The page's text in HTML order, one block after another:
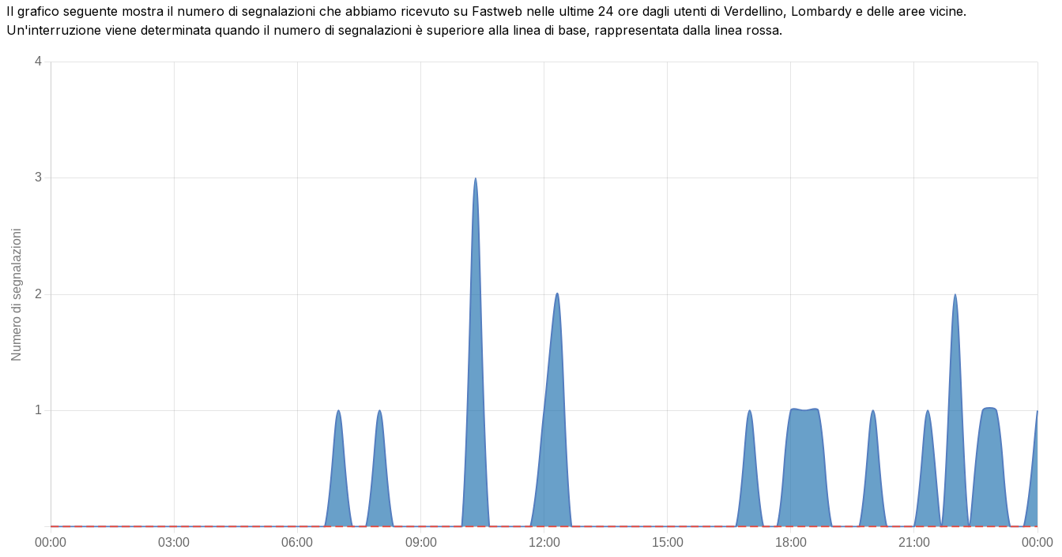
Il grafico seguente mostra il numero di segnalazioni che abbiamo ricevuto su Fastweb nelle ultime 24 ore dagli utenti di Verdellino, Lombardy e delle aree vicine.
Un'interruzione viene determinata quando il numero di segnalazioni è superiore alla linea di base, rappresentata dalla linea rossa.